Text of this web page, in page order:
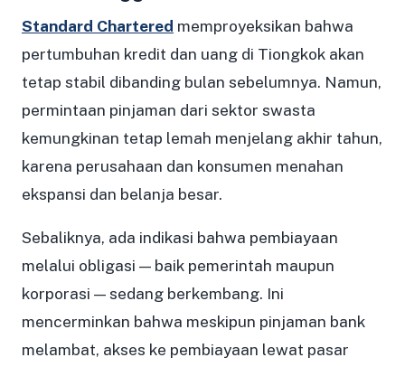
Standard Chartered memproyeksikan bahwa
pertumbuhan kredit dan uang di Tiongkok akan
tetap stabil dibanding bulan sebelumnya. Namun,
permintaan pinjaman dari sektor swasta
kemungkinan tetap lemah menjelang akhir tahun,
karena perusahaan dan konsumen menahan
ekspansi dan belanja besar.
Sebaliknya, ada indikasi bahwa pembiayaan
melalui obligasi — baik pemerintah maupun
korporasi — sedang berkembang. Ini
mencerminkan bahwa meskipun pinjaman bank
melambat, akses ke pembiayaan lewat pasar